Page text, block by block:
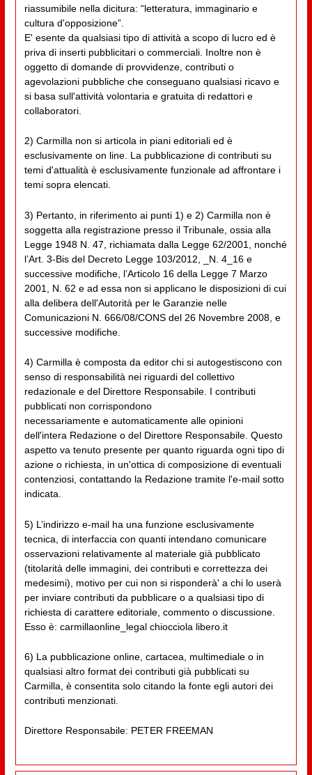
riassumibile nella dicitura: “letteratura, immaginario e
cultura d'opposizione”.
E' esente da qualsiasi tipo di attività a scopo di lucro ed è
priva di inserti pubblicitari o commerciali. Inoltre non è
oggetto di domande di provvidenze, contributi o
agevolazioni pubbliche che conseguano qualsiasi ricavo e
si basa sull'attività volontaria e gratuita di redattori e
collaboratori.
2) Carmilla non si articola in piani editoriali ed è
esclusivamente on line. La pubblicazione di contributi su
temi d'attualità è esclusivamente funzionale ad affrontare i
temi sopra elencati.
3) Pertanto, in riferimento ai punti 1) e 2) Carmilla non è
soggetta alla registrazione presso il Tribunale, ossia alla
Legge 1948 N. 47, richiamata dalla Legge 62/2001, nonché
l’Art. 3-Bis del Decreto Legge 103/2012, _N. 4_16 e
successive modifiche, l’Articolo 16 della Legge 7 Marzo
2001, N. 62 e ad essa non si applicano le disposizioni di cui
alla delibera dell'Autorità per le Garanzie nelle
Comunicazioni N. 666/08/CONS del 26 Novembre 2008, e
successive modifiche.
4) Carmilla è composta da editor chi si autogestiscono con
senso di responsabilità nei riguardi del collettivo
redazionale e del Direttore Responsabile. I contributi
pubblicati non corrispondono
necessariamente e automaticamente alle opinioni
dell'intera Redazione o del Direttore Responsabile. Questo
aspetto va tenuto presente per quanto riguarda ogni tipo di
azione o richiesta, in un'ottica di composizione di eventuali
contenziosi, contattando la Redazione tramite l'e-mail sotto
indicata.
5) L’indirizzo e-mail ha una funzione esclusivamente
tecnica, di interfaccia con quanti intendano comunicare
osservazioni relativamente al materiale già pubblicato
(titolarità delle immagini, dei contributi e correttezza dei
medesimi), motivo per cui non si risponderà' a chi lo userà
per inviare contributi da pubblicare o a qualsiasi tipo di
richiesta di carattere editoriale, commento o discussione.
Esso è: carmillaonline_legal chiocciola libero.it
6) La pubblicazione online, cartacea, multimediale o in
qualsiasi altro format dei contributi già pubblicati su
Carmilla, è consentita solo citando la fonte egli autori dei
contributi menzionati.
Direttore Responsabile: PETER FREEMAN